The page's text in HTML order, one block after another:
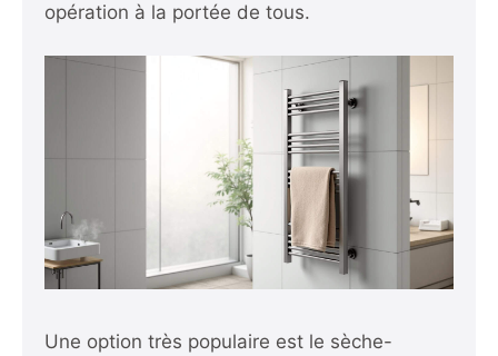
opération à la portée de tous.
Une option très populaire est le sèche-